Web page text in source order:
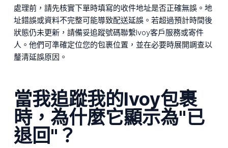
處理前，請先核實下單時填寫的收件地址是否正確無誤。地
址錯誤或資料不完整可能導致配送延誤。若超過預計時間後
狀態仍未更新，請備妥追蹤號碼聯繫Ivoy客戶服務或寄件
人。他們可準確定位您的包裹位置，並在必要時展開調查以
釐清延誤原因。
當我追蹤我的Ivoy包裹
時，為什麼它顯示為"已
退回"？